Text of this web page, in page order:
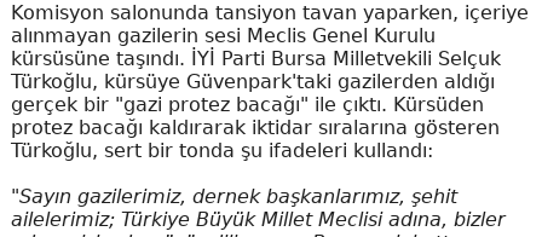
Komisyon salonunda tansiyon tavan yaparken, içeriye
alınmayan gazilerin sesi Meclis Genel Kurulu
kürsüsüne taşındı. İYİ Parti Bursa Milletvekili Selçuk
Türkoğlu, kürsüye Güvenpark'taki gazilerden aldığı
gerçek bir "gazi protez bacağı" ile çıktı. Kürsüden
protez bacağı kaldırarak iktidar sıralarına gösteren
Türkoğlu, sert bir tonda şu ifadeleri kullandı:
"Sayın gazilerimiz, dernek başkanlarımız, şehit
ailelerimiz; Türkiye Büyük Millet Meclisi adına, bizler